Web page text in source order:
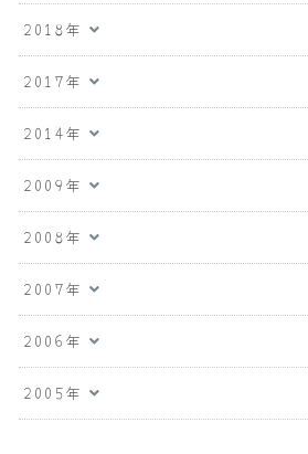
2018年
2017年
2014年
2009年
2008年
2007年
2006年
2005年